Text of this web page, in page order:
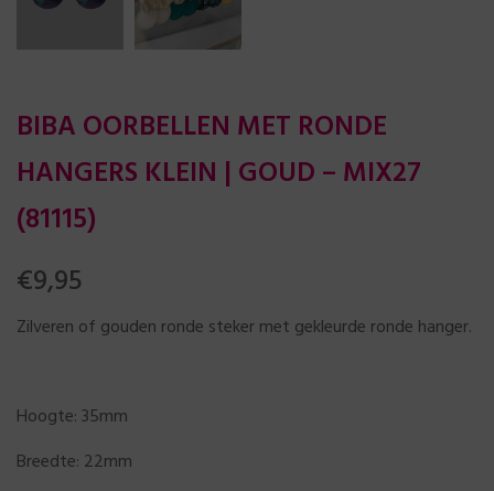
BIBA OORBELLEN MET RONDE
HANGERS KLEIN | GOUD – MIX27
(81115)
€9,95
Zilveren of gouden ronde steker met gekleurde ronde hanger.
Hoogte: 35mm
Breedte: 22mm